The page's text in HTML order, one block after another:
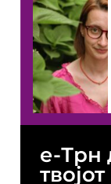
е-Трн